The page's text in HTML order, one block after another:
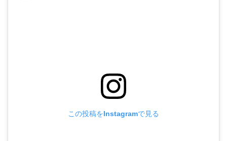
この投稿をInstagramで見る